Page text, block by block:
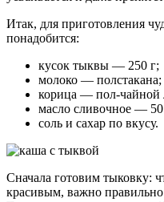
Итак, для приготовления
понадобится:
кусок тыквы — 250 г;
молоко — полстакана;
корица — пол-чайной
масло сливочное — 50
соль и сахар по вкусу.
Сначала готовим тыковку:
красивым, важно